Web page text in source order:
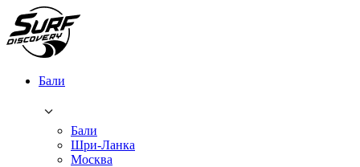
Бали
Бали
Шри-Ланка
Москва